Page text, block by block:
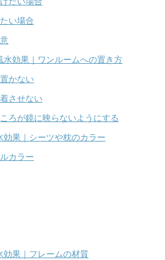
い場合
水効果｜ワンルームへの置き方
かない
させない
ろが鏡に映らないようにする
効果｜シーツや枕のカラー
カラー
効果｜フレームの材質